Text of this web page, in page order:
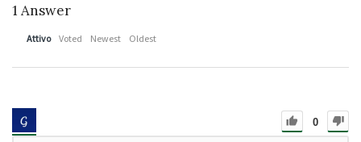
1 Answer
Attivo Voted Newest Oldest
0